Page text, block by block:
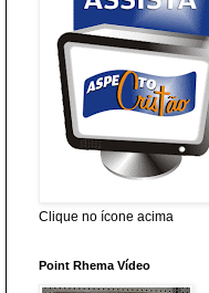
Clique no ícone acima
Point Rhema Vídeo